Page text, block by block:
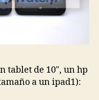
tablet de 10″, un hp
a un ipad1):